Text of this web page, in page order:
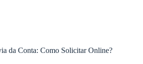
da Conta: Como Solicitar Online?